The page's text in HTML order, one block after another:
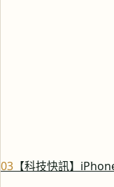
03 【科技快訊】